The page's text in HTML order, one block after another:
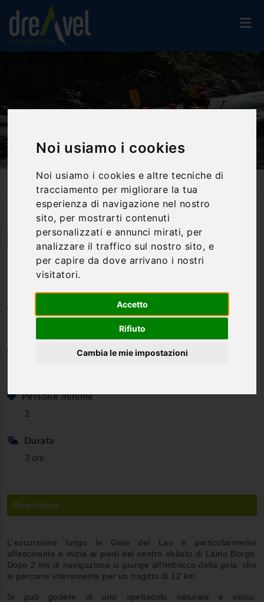
Noi usiamo i cookies
Noi usiamo i cookies e altre tecniche di
tracciamento per migliorare la tua
esperienza di navigazione nel nostro
sito, per mostrarti contenuti
personalizzati e annunci mirati, per
analizzare il traffico sul nostro sito, e
per capire da dove arrivano i nostri
visitatori.
Accetto
Rifiuto
Cambia le mie impostazioni
Attività Ed Esperienze Rafting Rafting - Fiume Lao
Laino Borgo | Calabria
Rafting - Fiume Lao
Persone minime
2
Durata
3 ore
Descrizione
L'escursione lungo le Gole del Lao è particolarmente
affascinante e inizia ai piedi del centro abitato di Laino Borgo.
Dopo 2 km di navigazione si giunge all'imbocco della gola, che
si percorre interamente per un tragitto di 12 km.
Si può godere di uno spettacolo naturale e unico,